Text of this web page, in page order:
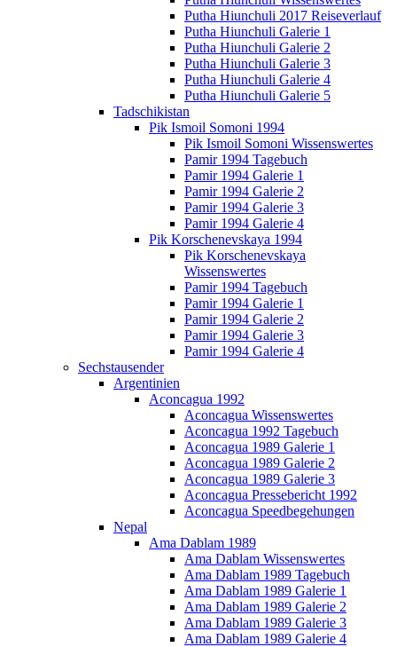
Putha Hiunchuli 2017 Reiseverlauf
Putha Hiunchuli Galerie 1
Putha Hiunchuli Galerie 2
Putha Hiunchuli Galerie 3
Putha Hiunchuli Galerie 4
Putha Hiunchuli Galerie 5
Tadschikistan
Pik Ismoil Somoni 1994
Pik Ismoil Somoni Wissenswertes
Pamir 1994 Tagebuch
Pamir 1994 Galerie 1
Pamir 1994 Galerie 2
Pamir 1994 Galerie 3
Pamir 1994 Galerie 4
Pik Korschenevskaya 1994
Pik Korschenevskaya
Wissenswertes
Pamir 1994 Tagebuch
Pamir 1994 Galerie 1
Pamir 1994 Galerie 2
Pamir 1994 Galerie 3
Pamir 1994 Galerie 4
Sechstausender
Argentinien
Aconcagua 1992
Aconcagua Wissenswertes
Aconcagua 1992 Tagebuch
Aconcagua 1989 Galerie 1
Aconcagua 1989 Galerie 2
Aconcagua 1989 Galerie 3
Aconcagua Pressebericht 1992
Aconcagua Speedbegehungen
Nepal
Ama Dablam 1989
Ama Dablam Wissenswertes
Ama Dablam 1989 Tagebuch
Ama Dablam 1989 Galerie 1
Ama Dablam 1989 Galerie 2
Ama Dablam 1989 Galerie 3
Ama Dablam 1989 Galerie 4